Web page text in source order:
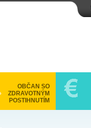
OBČAN SO
ZDRAVOTNÝM
POSTIHNUTÍM